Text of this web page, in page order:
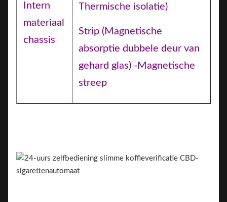
Intern
materiaal
chassis
Thermische isolatie)
Strip (Magnetische
absorptie dubbele deur van
gehard glas) -Magnetische
streep